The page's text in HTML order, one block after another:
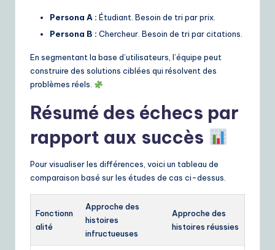
Persona A : Étudiant. Besoin de tri par prix.
Persona B : Chercheur. Besoin de tri par citations.
En segmentant la base d’utilisateurs, l’équipe peut
construire des solutions ciblées qui résolvent des
problèmes réels.
Résumé des échecs par
rapport aux succès
Pour visualiser les différences, voici un tableau de
comparaison basé sur les études de cas ci-dessus.
Fonctionn
alité
Approche des
histoires
infructueuses
Approche des
histoires réussies